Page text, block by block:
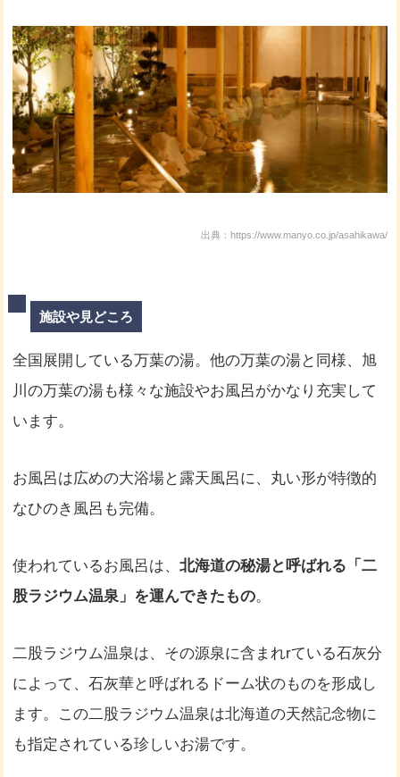
出典：https://www.manyo.co.jp/asahikawa/
施設や見どころ
全国展開している万葉の湯。他の万葉の湯と同様、旭
川の万葉の湯も様々な施設やお風呂がかなり充実して
います。
お風呂は広めの大浴場と露天風呂に、丸い形が特徴的
なひのき風呂も完備。
使われているお風呂は、北海道の秘湯と呼ばれる「二
股ラジウム温泉」を運んできたもの。
二股ラジウム温泉は、その源泉に含まれrている石灰分
によって、石灰華と呼ばれるドーム状のものを形成し
ます。この二股ラジウム温泉は北海道の天然記念物に
も指定されている珍しいお湯です。